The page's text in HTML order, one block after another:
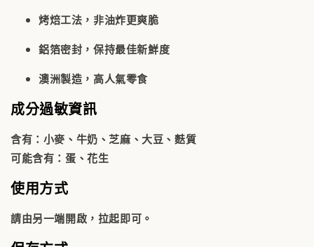
烤焙工法 ，非油炸更爽脆
鋁箔密封 ，保持最佳新鮮度
澳洲製造 ，高人氣零食
成分過敏資訊
含有：小麥、牛奶、芝麻、大豆、麩質
可能含有：蛋、花生
使用方式
請由另一端開啟，拉起即可。